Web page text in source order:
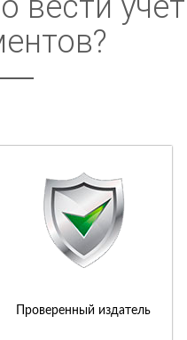
Проверенный издатель